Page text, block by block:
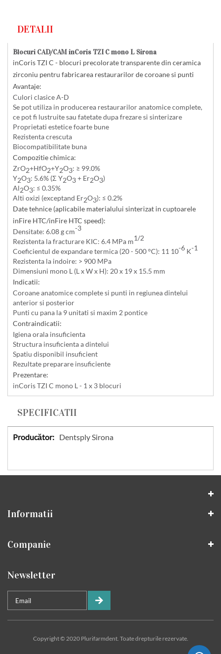
DETALII
Blocuri CAD/CAM inCoris TZI C mono L Sirona
inCoris TZI C - blocuri precolorate transparente din ceramica
zirconiu pentru fabricarea restaurarilor de coroane si punti
Avantaje:
Culori clasice A-D
Se pot utiliza in producerea restaurarilor anatomice complete,
ce pot fi lustruite sau fatetate dupa frezare si sinterizare
Proprietati estetice foarte bune
Rezistenta crescuta
Biocompatibilitate buna
Compozitie chimica:
ZrO2+HfO2+Y2O3: ≥ 99.0%
Y2O3: 5.6% (Σ Y2O3+ Er2O3)
Al2O3: ≤ 0.35%
Alti oxizi (exceptand Er2O3): ≤ 0.2%
Date tehnice (aplicabile materialului sinterizat in cuptoarele
inFire HTC/inFire HTC speed):
Densitate: 6.08 g cm-3
Rezistenta la fracturare KIC: 6.4 MPa m1/2
Coeficientul de expandare termica (20 - 500 °C): 11 10-6 K-1
Rezistenta la indoire: > 900 MPa
Dimensiuni mono L (L x W x H): 20 x 19 x 15.5 mm
Indicatii:
Coroane anatomice complete si punti in regiunea dintelui
anterior si posterior
Punti cu pana la 9 unitati si maxim 2 pontice
Contraindicatii:
Igiena orala insuficienta
Structura insuficienta a dintelui
Spatiu disponibil insuficient
Rezultate preparare insuficiente
Prezentare:
inCoris TZI C mono L - 1 x 3 blocuri
SPECIFICATII
Specificatii Dentsply Sirona
Informatii
Companie
Newsletter
Copyright © 2020 Plurifarmdent. Toate drepturile rezervate.